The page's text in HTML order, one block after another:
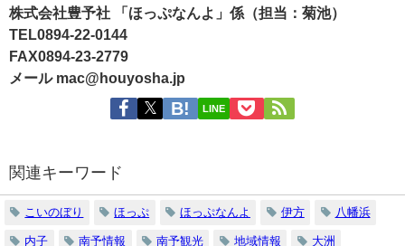
株式会社豊予社 「ほっぷなんよ」係（担当：菊池）
TEL0894-22-0144
FAX0894-23-2779
メール mac@houyosha.jp
LINE
関連キーワード
こいのぼり ほっぷ ほっぷなんよ 伊方 八幡浜
内子 南予情報 南予観光 地域情報 大洲